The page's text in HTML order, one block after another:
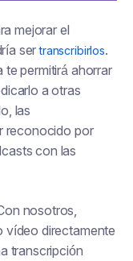
mejorar el
sertranscribirlos.
permitirá ahorrar
a otras
las
reconocido por
con las
nosotros,
vídeo directamente
transcripción